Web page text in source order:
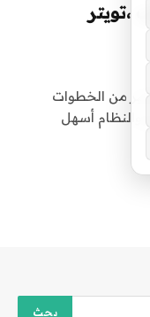
0
من الخطوات
والنظام أسهل